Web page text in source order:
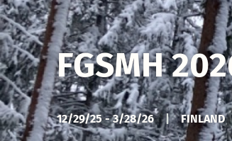
FGSMH
12/29/25 - 3/28/26 | FINLAND